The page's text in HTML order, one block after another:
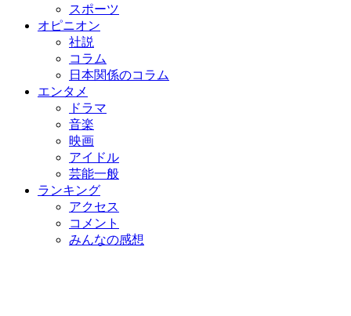
スポーツ
オピニオン
社説
コラム
日本関係のコラム
エンタメ
ドラマ
音楽
映画
アイドル
芸能一般
ランキング
アクセス
コメント
みんなの感想